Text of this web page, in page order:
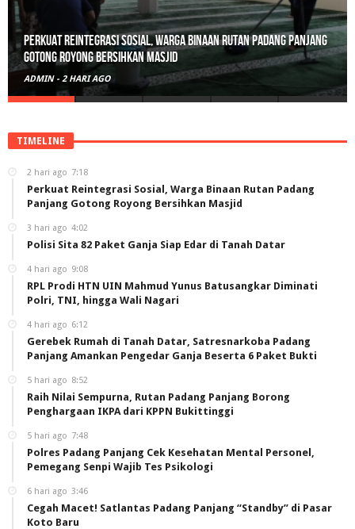
Perkuat Reintegrasi Sosial, Warga Binaan Rutan Padang Panjang
Gotong Royong Bersihkan Masjid
ADMIN - 2 HARI AGO
TIMELINE
2 hari ago 7:18
Perkuat Reintegrasi Sosial, Warga Binaan Rutan Padang
Panjang Gotong Royong Bersihkan Masjid
3 hari ago 4:02
Polisi Sita 82 Paket Ganja Siap Edar di Tanah Datar
4 hari ago 9:08
RPL Prodi HTN UIN Mahmud Yunus Batusangkar Diminati
Polri, TNI, hingga Wali Nagari
4 hari ago 6:12
Gerebek Rumah di Tanah Datar, Satresnarkoba Padang
Panjang Amankan Pengedar Ganja Beserta 6 Paket Bukti
5 hari ago 8:52
Raih Nilai Sempurna, Rutan Padang Panjang Borong
Penghargaan IKPA dari KPPN Bukittinggi
5 hari ago 7:48
Polres Padang Panjang Cek Kesehatan Mental Personel,
Pemegang Senpi Wajib Tes Psikologi
6 hari ago 3:46
Cegah Macet! Satlantas Padang Panjang “Standby” di Pasar
Koto Baru